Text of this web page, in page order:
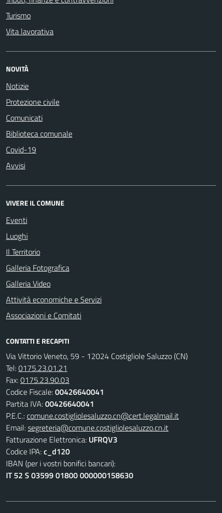
Turismo
Vita lavorativa
NOVITÀ
Notizie
Protezione civile
Comunicati
Biblioteca comunale
Covid-19
Avvisi
VIVERE IL COMUNE
Eventi
Luoghi
Il Territorio
Galleria Fotografica
Galleria Video
Attività economiche e Servizi
Associazioni e Comitati
CONTATTI E RECAPITI
Via Vittorio Veneto, 59 - 12024 Costigliole Saluzzo (CN)
Tel:0175.23.01.21
Fax:0175.23.90.03
Codice Fiscale:00426640041
Partita IVA:00426640041
P.E.C.:comune.costigliolesaluzzo.cn@cert.legalmail.it
Email:segreteria@comune.costigliolesaluzzo.cn.it
Fatturazione Elettronica: UFRQV3
Codice IPA:c_d120
IBAN (per i vostri bonifici bancari):
IT 52 S 03599 01800 000000158630